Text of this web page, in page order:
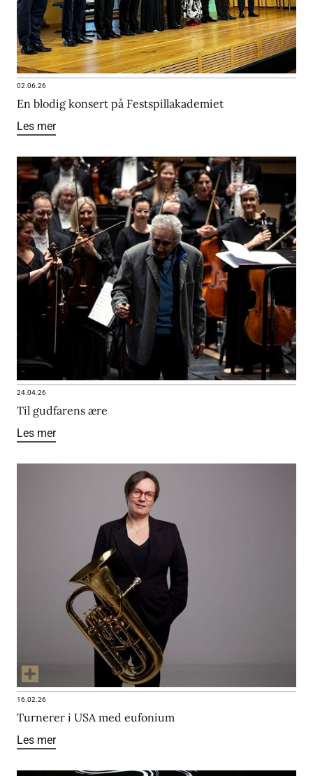
02.06.26
En blodig konsert på Festspillakademiet
Les mer
24.04.26
Til gudfarens ære
Les mer
16.02.26
Turnerer i USA med eufonium
Les mer